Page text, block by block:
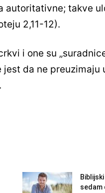
autoritativne; takve
2,11-12).
i one su
da ne preuzimaju
sedam